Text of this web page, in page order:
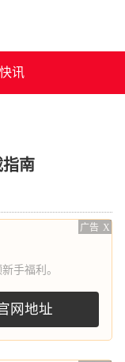
快讯
南
广告 X
手福利。
网地址